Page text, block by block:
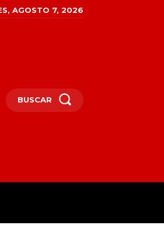
AGOSTO 7, 2026
BUSCAR